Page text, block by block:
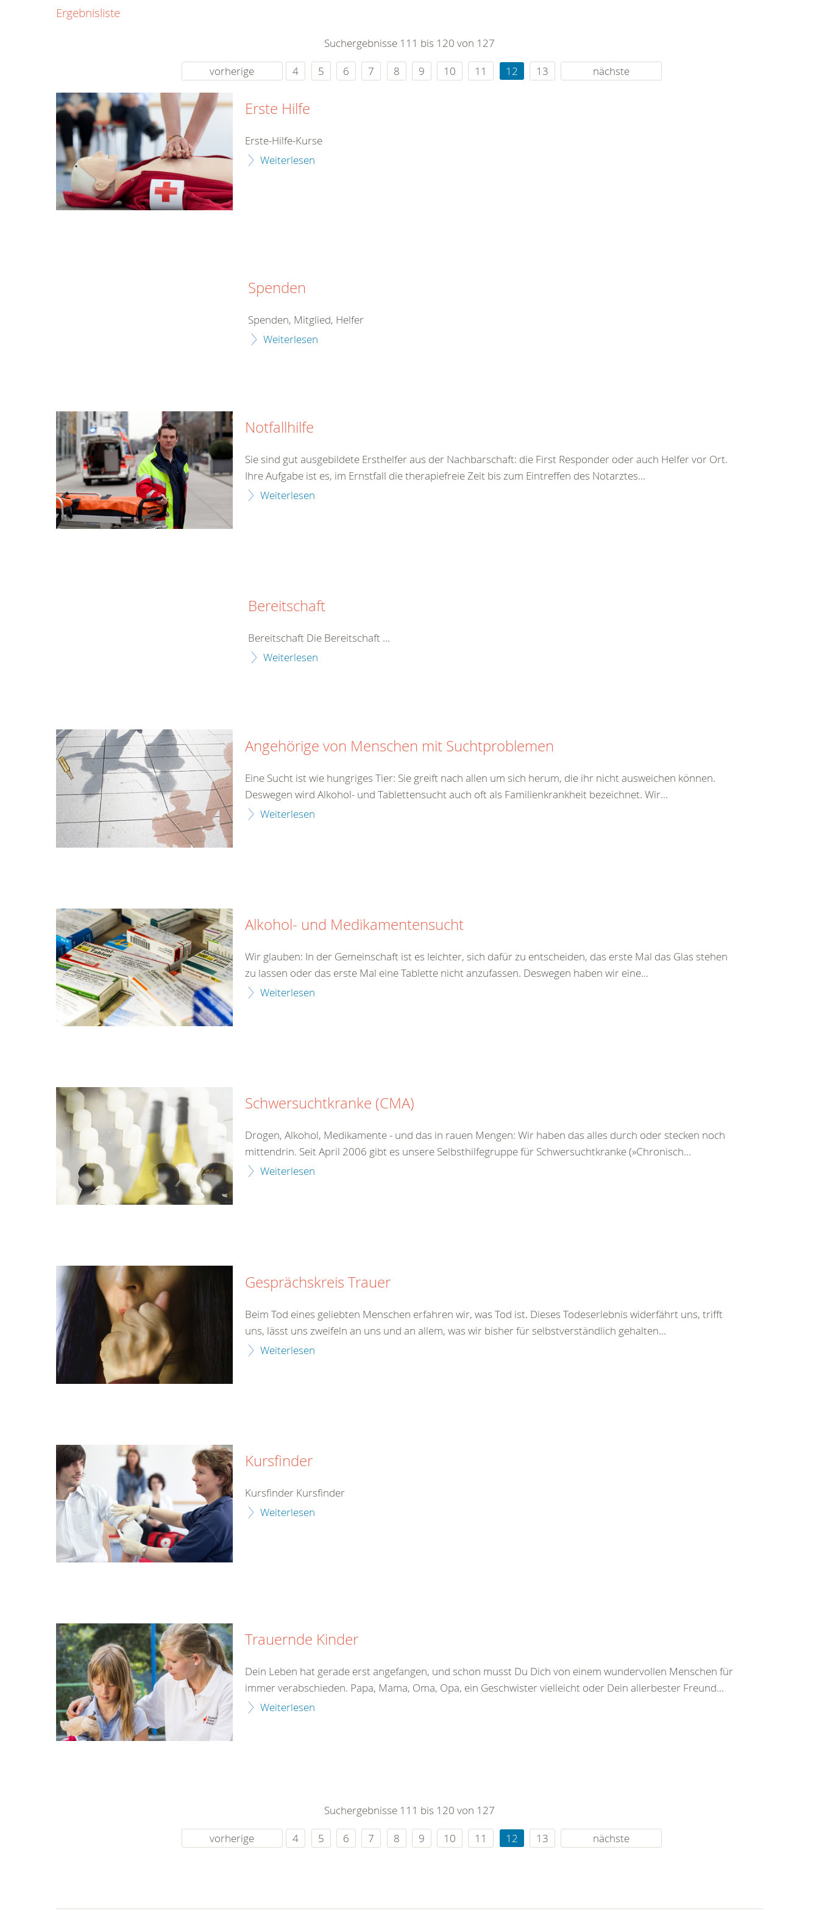
rund um die Uhr
Ergebnisliste
Suchergebnisse 111 bis 120 von 127
vorherige
4 5 6 7 8 9 10 11 12 13 nächste
Erste Hilfe
Erste-Hilfe-Kurse
Weiterlesen
Spenden
Spenden, Mitglied, Helfer
Weiterlesen
Notfallhilfe
Sie sind gut ausgebildete Ersthelfer aus der Nachbarschaft: die First Responder oder auch Helfer vor Ort.
Ihre Aufgabe ist es, im Ernstfall die therapiefreie Zeit bis zum Eintreffen des Notarztes...
Weiterlesen
Bereitschaft
Bereitschaft Die Bereitschaft ...
Weiterlesen
Angehörige von Menschen mit Suchtproblemen
Eine Sucht ist wie hungriges Tier: Sie greift nach allen um sich herum, die ihr nicht ausweichen können.
Deswegen wird Alkohol- und Tablettensucht auch oft als Familienkrankheit bezeichnet. Wir...
Weiterlesen
Alkohol- und Medikamentensucht
Wir glauben: In der Gemeinschaft ist es leichter, sich dafür zu entscheiden, das erste Mal das Glas stehen
zu lassen oder das erste Mal eine Tablette nicht anzufassen. Deswegen haben wir eine...
Weiterlesen
Schwersuchtkranke (CMA)
Drogen, Alkohol, Medikamente - und das in rauen Mengen: Wir haben das alles durch oder stecken noch
mittendrin. Seit April 2006 gibt es unsere Selbsthilfegruppe für Schwersuchtkranke (»Chronisch...
Weiterlesen
Gesprächskreis Trauer
Beim Tod eines geliebten Menschen erfahren wir, was Tod ist. Dieses Todeserlebnis widerfährt uns, trifft
uns, lässt uns zweifeln an uns und an allem, was wir bisher für selbstverständlich gehalten...
Weiterlesen
Kursfinder
Kursfinder Kursfinder
Weiterlesen
Trauernde Kinder
Dein Leben hat gerade erst angefangen, und schon musst Du Dich von einem wundervollen Menschen für
immer verabschieden. Papa, Mama, Oma, Opa, ein Geschwister vielleicht oder Dein allerbester Freund...
Weiterlesen
Suchergebnisse 111 bis 120 von 127
vorherige
4 5 6 7 8 9 10 11 12 13 nächste